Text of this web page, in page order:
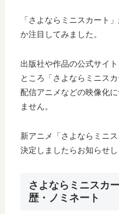
「さよならミニスカート
か注目してみました。
出版社や作品の公式サイ
ところ「さよならミニス
配信アニメなどの映像化
ません。
新アニメ「さよならミニ
決定しましたらお知らせし
さよならミニスカ
歴・ノミネート